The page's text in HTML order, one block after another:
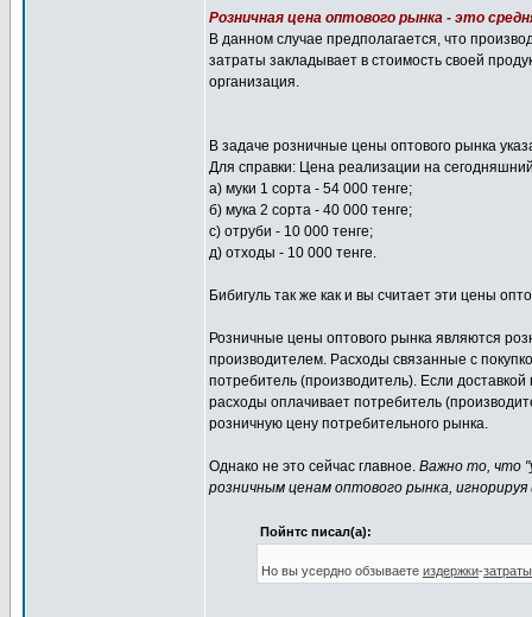
Розничная цена оптового рынка - это
В данном случае предполагается, что
затраты закладывает в стоимость своей
организация.
В задаче розничные цены оптового рынка
Для справки: Цена реализации на
а) муки 1 сорта - 54 000 тенге;
б) мука 2 сорта - 40 000 тенге;
с) отруби - 10 000 тенге;
д) отходы - 10 000 тенге.
Бибигуль так же как и вы считает эти цены
Розничные цены оптового рынка являются
производителем. Расходы связанные с
потребитель (производитель). Если
расходы оплачивает потребитель
розничную цену потребительного рынка.
Однако не это сейчас главное. Важно то, что
розничным ценам оптового рынка,
Пойнтс писал(а):
Но вы усердно обзываете издержки-затраты